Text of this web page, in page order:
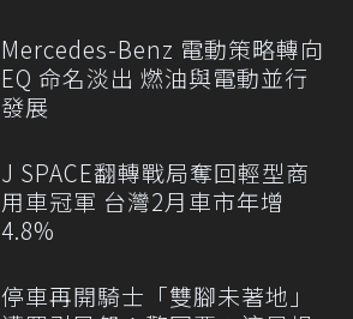
Mercedes-Benz 電動策略轉向
EQ 命名淡出 燃油與電動並行
發展
J SPACE翻轉戰局奪回輕型商
用車冠軍 台灣2月車市年增
4.8%
停車再開騎士「雙腳未著地」